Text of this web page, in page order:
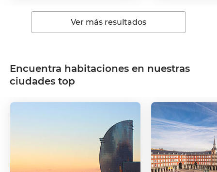
Ver más resultados
Encuentra habitaciones en nuestras
ciudades top